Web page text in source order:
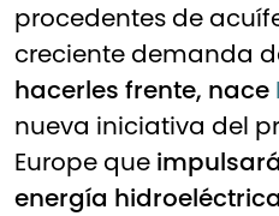
procedentes de
creciente demanda
hacerles frente, nace
nueva iniciativa del
Europe que
energía